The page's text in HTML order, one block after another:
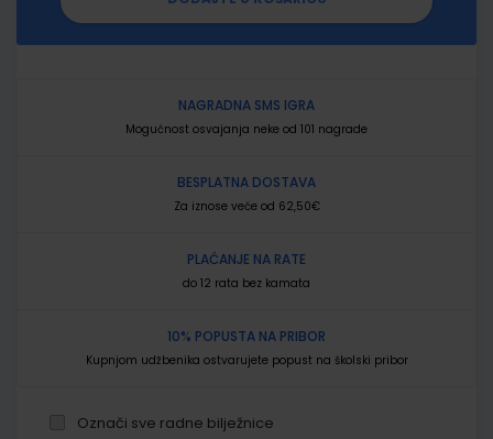
NAGRADNA SMS IGRA
Mogućnost osvajanja neke od 101 nagrade
BESPLATNA DOSTAVA
Za iznose veće od 62,50€
PLAĆANJE NA RATE
do 12 rata bez kamata
10% POPUSTA NA PRIBOR
Kupnjom udžbenika ostvarujete popust na školski pribor
Označi sve radne bilježnice